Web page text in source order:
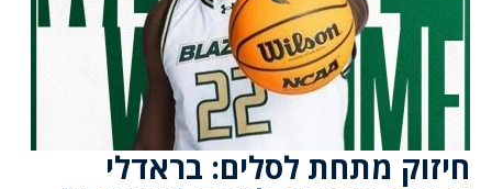
חיזוק מתחת לסלים: בראדלי